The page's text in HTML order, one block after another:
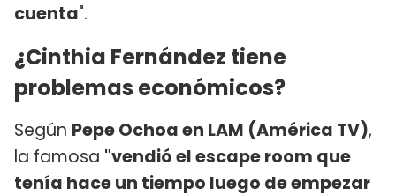
cuenta".
¿Cinthia Fernández tiene
problemas económicos?
Según Pepe Ochoa en LAM (América TV),
la famosa "vendió el escape room que
tenía hace un tiempo luego de empezar